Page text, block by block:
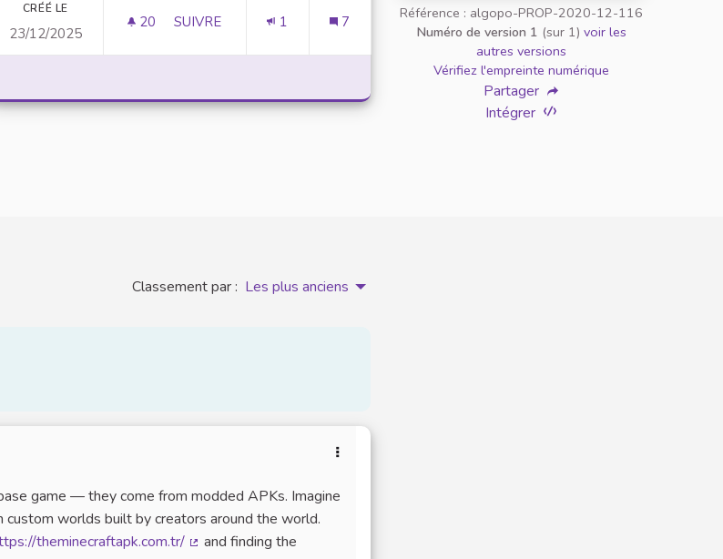
ACTIONS MISES EN PLACE
CRÉÉ LE
23/12/2025
20 20 ABONNÉS
SUIVRE
LUCKY97 GAME: AN OVERVIEW OF THE POPULAR ONLINE GAMING PLATFORM
1 7
Référence : algopo-PROP-2020-12-116
Numéro de version 1 (sur 1) voir les
autres versions
Vérifiez l'empreinte numérique
Partager
Intégrer
Classement par : Les plus anciens
game — they come from modded APKs. Imagine
custom worlds built by creators around the world.
theminecraftapk.com.tr/
and finding the